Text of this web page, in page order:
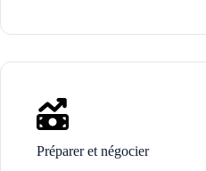
Préparer et négocier